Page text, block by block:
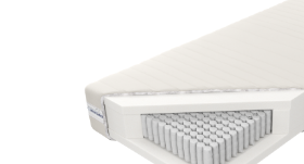
12502,00 zł